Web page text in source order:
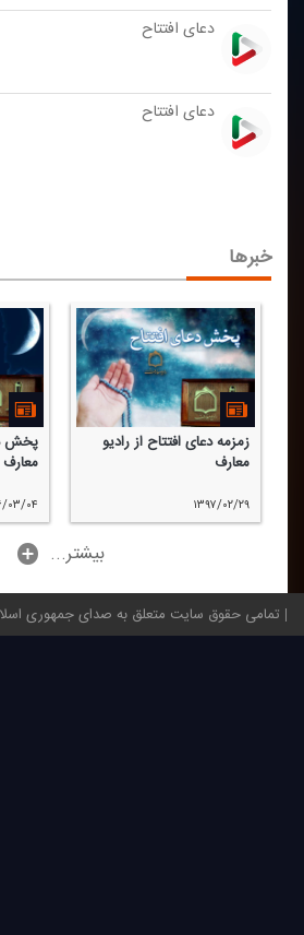
دعای افتتاح
دعای افتتاح
خبرها
زمزمه دعای افتتاح از رادیو
معارف
۱۳۹۷/۰۲/۲۹
پخش
معارف
۱۳۹۶/
...بیشتر
تمامی حقوق سایت متعلق به صدای جمهوری